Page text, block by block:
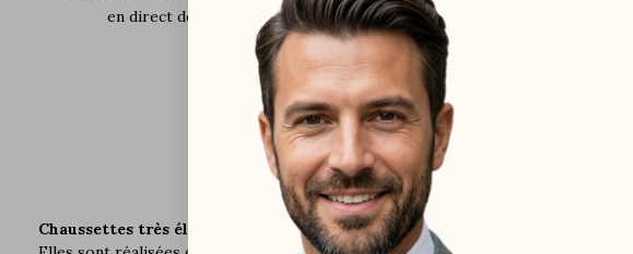
en direct de nos ateliers
En savoir plus sur
Chaussettes très élégantes fabriquées dans la plus pure tradition italienne.